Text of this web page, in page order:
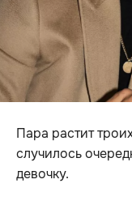
Пара растит
случилось
девочку.